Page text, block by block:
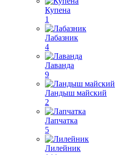
Купена
1
Лабазник
4
Лаванда
9
Ландыш майский
2
Лапчатка
5
Лилейник